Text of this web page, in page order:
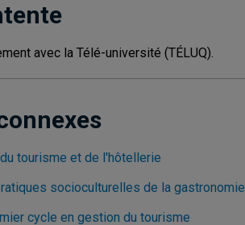
avec la Télé-université (TÉLUQ).
tourisme et de l'hôtellerie
socioculturelles de la gastronomie
cycle en gestion du tourisme